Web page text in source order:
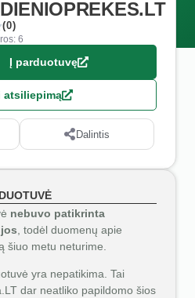
(0)
6
Į parduotuvę
atsiliepimą
Dalintis
nebuvo patikrinta
, todėl duomenų apie
šiuo metu neturime.
yra nepatikima. Tai
dar neatliko papildomo šios